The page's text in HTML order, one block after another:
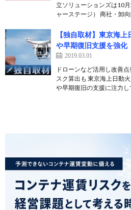
立ソリューションズは10
ャーステージ） 商社・卸
【独自取材】東京海
や早期復旧支援を強化
2019.03.01
ドローンなど活用し改善
スク算出も 東京海上日動
や早期復旧の支援に注力